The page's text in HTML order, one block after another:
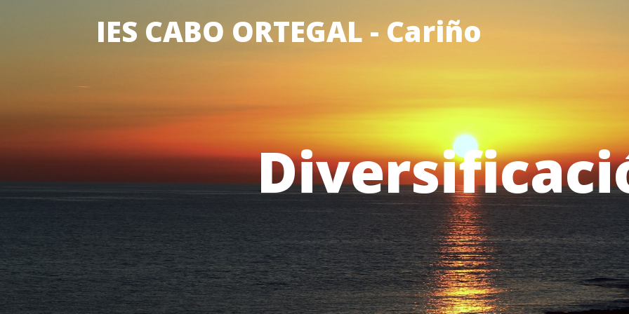
IES CABO ORTEGAL - Cariño